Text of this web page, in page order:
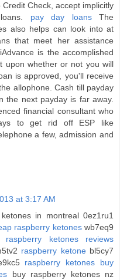
Check, accept implicitly
pay day loansThe
also helps can look into at
that meet her assistance
is the accomplished
upon whether or not you will
is approved, you'll receive
allophone. Cash till payday
the next payday is far away.
financial consultant who
to get rid off ESP like
a few, admission and
at 3:17 AM
in montreal 0ez1ru1
raspberry ketoneswb7eq9
raspberry ketones reviews
raspberry ketonebl5cy7
raspberry ketones buy
buy raspberry ketones nz